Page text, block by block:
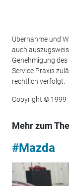
Übernahme und
auch
Genehmigung
Service Praxis
rechtlich verfolgt.
Copyright © 1999
Mehr zum
#Mazda